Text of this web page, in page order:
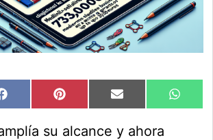
Compartir
en
Facebook Compartir
en
Pinterest Compartir
en
Email
en
su alcance y ahora